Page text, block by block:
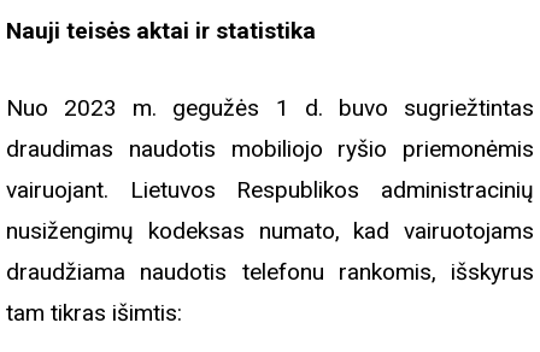
Nauji teisės aktai ir statistika
Nuo 2023 m. gegužės 1 d. buvo sugriežtintas
draudimas naudotis mobiliojo ryšio priemonėmis
vairuojant. Lietuvos Respublikos administracinių
nusižengimų kodeksas numato, kad vairuotojams
draudžiama naudotis telefonu rankomis, išskyrus
tam tikras išimtis: